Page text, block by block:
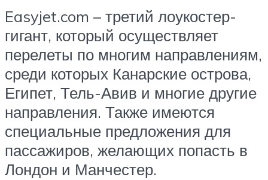
Easyjet.com – третий лоукостер-
гигант, который осуществляет
перелеты по многим направлениям,
среди которых Канарские острова,
Египет, Тель-Авив и многие другие
направления. Также имеются
специальные предложения для
пассажиров, желающих попасть в
Лондон и Манчестер.